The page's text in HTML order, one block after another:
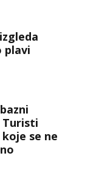
plavi
Turisti
se ne